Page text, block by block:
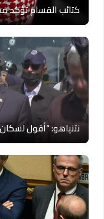
كتائب القسام تؤكد
نتنياهو: “أقول